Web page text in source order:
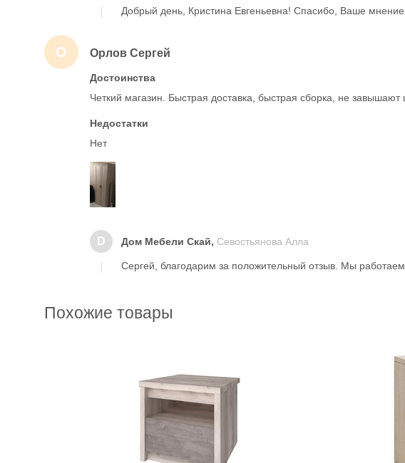
Добрый день, Кристина Евгеньевна! Спасибо, Ваше мнение
О Орлов Сергей
Достоинства
Четкий магазин. Быстрая доставка, быстрая сборка, не
Недостатки
Нет
D Дом Мебели Скай, Севостьянова Алла
Сергей, благодарим за положительный отзыв. Мы
Похожие товары